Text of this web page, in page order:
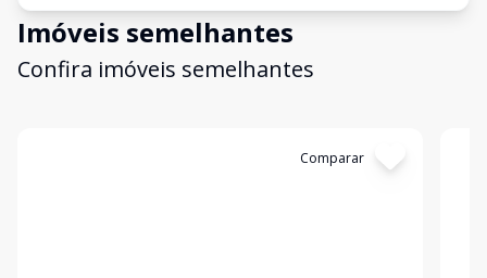
Imóveis semelhantes
Confira imóveis semelhantes
Comparar